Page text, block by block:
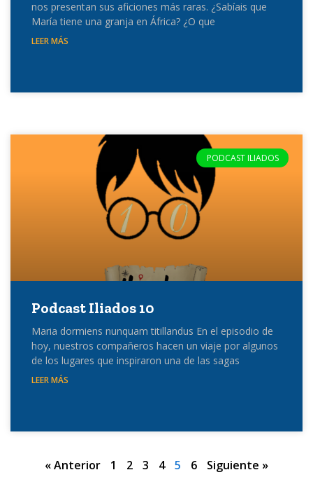
nos presentan sus aficiones más raras. ¿Sabíais que
María tiene una granja en África? ¿O que
LEER MÁS
PODCAST ILIADOS
Podcast Iliados 10
Maria dormiens nunquam titillandus En el episodio de
hoy, nuestros compañeros hacen un viaje por algunos
de los lugares que inspiraron una de las sagas
LEER MÁS
« Anterior 1 2 3 4 5 6 Siguiente »